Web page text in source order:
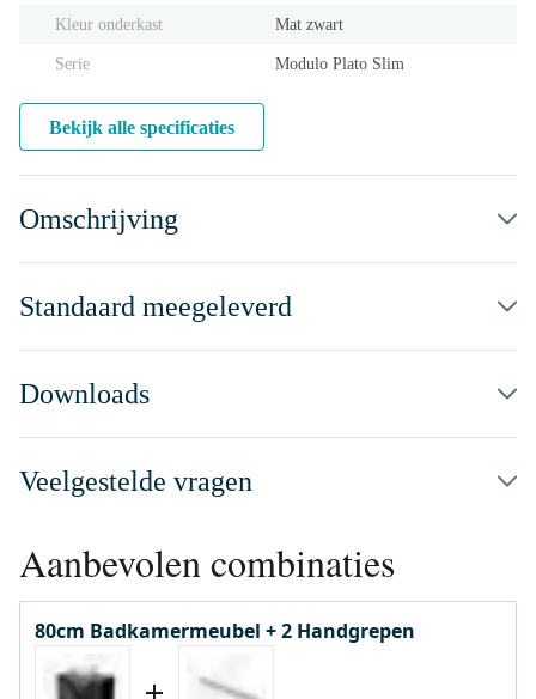
Kleur onderkast Mat zwart
Serie Modulo Plato Slim
Bekijk alle specificaties
Omschrijving
Standaard meegeleverd
Downloads
Veelgestelde vragen
Aanbevolen combinaties
80cm Badkamermeubel + 2 Handgrepen